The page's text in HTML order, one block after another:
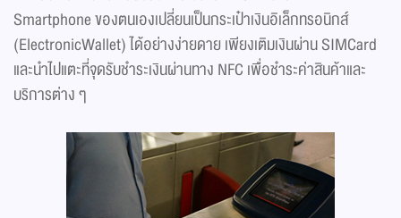
Smartphone ของตนเองเปลี่ยนเป็นกระเป๋าเงินอิเล็กทรอนิกส์
(ElectronicWallet) ได้อย่างง่ายดาย เพียงเติมเงินผ่าน SIMCard
และนำไปแตะที่จุดรับชำระเงินผ่านทาง NFC เพื่อชำระค่าสินค้าและ
บริการต่าง ๆ